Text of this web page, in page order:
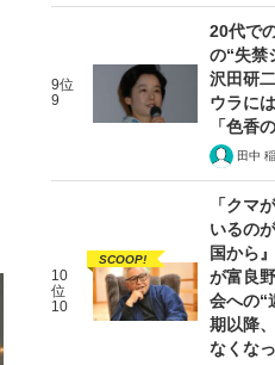
9位
9
20代で
の“失禁
沢田研
ウラに
「色香
田中 稲
10
位
10
SCOOP!
「クマ
いるの
国から
が富良
会への“
期以降
なくなっ